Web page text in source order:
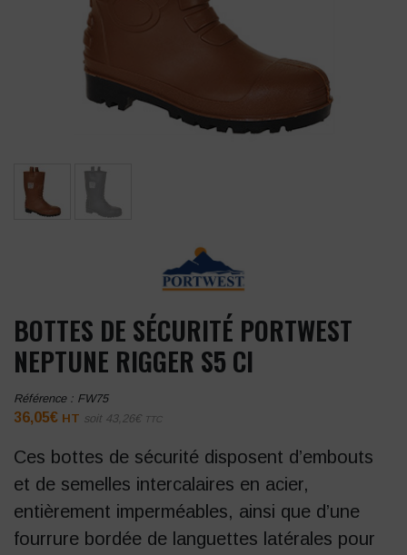
BOTTES DE SÉCURITÉ PORTWEST
NEPTUNE RIGGER S5 CI
Référence : FW75
36,05€ HT soit 43,26€ TTC
Ces bottes de sécurité disposent d’embouts
et de semelles intercalaires en acier,
entièrement imperméables, ainsi que d’une
fourrure bordée de languettes latérales pour